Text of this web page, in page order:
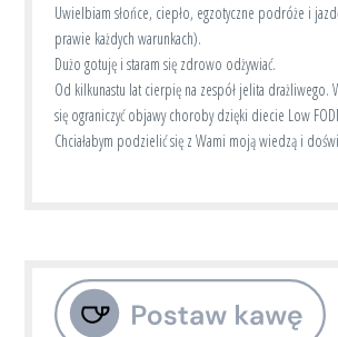
Uwielbiam słońce, ciepło, egzotyczne podróże i
prawie każdych warunkach).
Dużo gotuję i staram się zdrowo odżywiać.
Od kilkunastu lat cierpię na zespół jelita drażliwego.
się ograniczyć objawy choroby dzięki diecie Low
Chciałabym podzielić się z Wami moją wiedzą i